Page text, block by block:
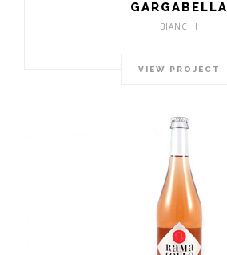
GARGABELLA
BIANCHI
VIEW PROJECT